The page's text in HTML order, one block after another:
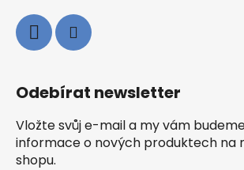
Odebírat newsletter
Vložte svůj e-mail a my vám
informace o nových produktech na
shopu.